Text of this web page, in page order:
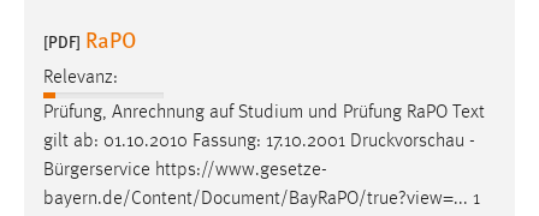
[PDF] RaPO
Relevanz:
Prüfung, Anrechnung auf Studium und Prüfung RaPO Text
gilt ab: 01.10.2010 Fassung: 17.10.2001 Druckvorschau -
Bürgerservice https://www.gesetze-
bayern.de/Content/Document/BayRaPO/true?view=... 1
Das Cookie speichert die gewählte Sprache der Website.
Cookie Laufzeit:
30 Tage